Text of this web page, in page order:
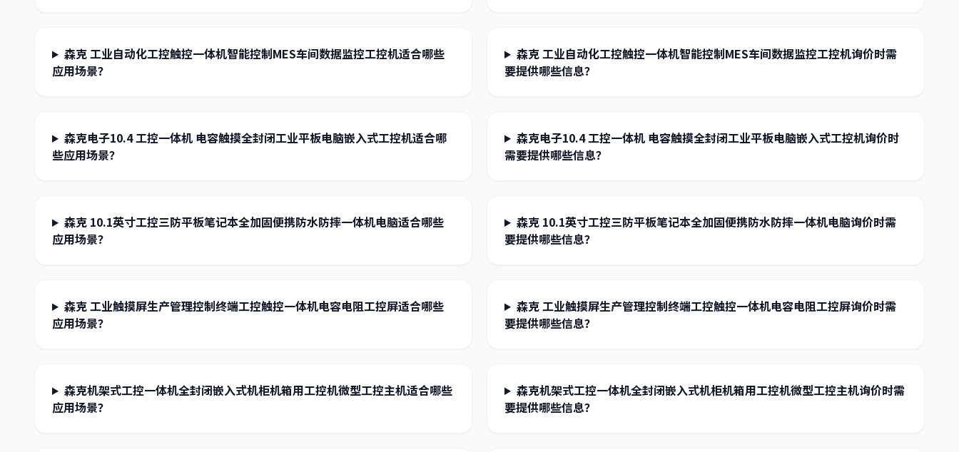
森克 工业自动化工控触控一体机智能控制MES车间数据监控工控机适合哪些
应用场景？
森克 工业自动化工控触控一体机智能控制MES车间数据监控工控机询价时需
要提供哪些信息？
森克电子10.4 工控一体机 电容触摸全封闭工业平板电脑嵌入式工控机适合哪
些应用场景？
森克电子10.4 工控一体机 电容触摸全封闭工业平板电脑嵌入式工控机询价时
需要提供哪些信息？
森克 10.1英寸工控三防平板笔记本全加固便携防水防摔一体机电脑适合哪些
应用场景？
森克 10.1英寸工控三防平板笔记本全加固便携防水防摔一体机电脑询价时需
要提供哪些信息？
森克 工业触摸屏生产管理控制终端工控触控一体机电容电阻工控屏适合哪些
应用场景？
森克 工业触摸屏生产管理控制终端工控触控一体机电容电阻工控屏询价时需
要提供哪些信息？
森克机架式工控一体机全封闭嵌入式机柜机箱用工控机微型工控主机适合哪些
应用场景？
森克机架式工控一体机全封闭嵌入式机柜机箱用工控机微型工控主机询价时需
要提供哪些信息？